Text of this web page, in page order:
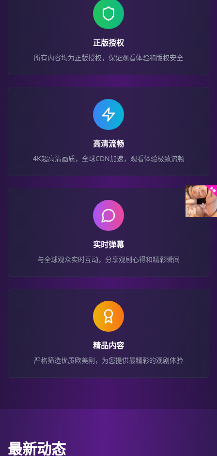
正版授权
所有内容均为正版授权，保证观看体验和版权安全
高清流畅
4K超高清画质，全球CDN加速，观看体验极致流畅
实时弹幕
与全球观众实时互动，分享观剧心得和精彩瞬间
精品内容
严格筛选优质欧美剧，为您提供最精彩的观剧体验
最新动态